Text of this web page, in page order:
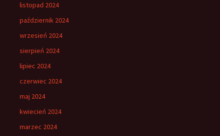
listopad 2024
październik 2024
wrzesień 2024
sierpień 2024
lipiec 2024
czerwiec 2024
maj 2024
kwiecień 2024
marzec 2024